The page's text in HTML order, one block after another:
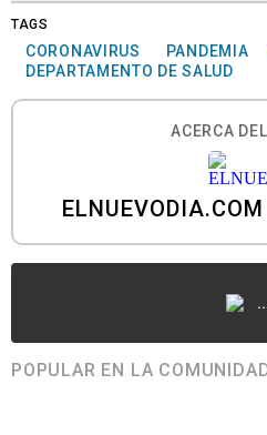
TAGS
CORONAVIRUS PANDEMIA
DEPARTAMENTO DE SALUD
ACERCA
ELNUEVODIA.COM
POPULAR EN LA